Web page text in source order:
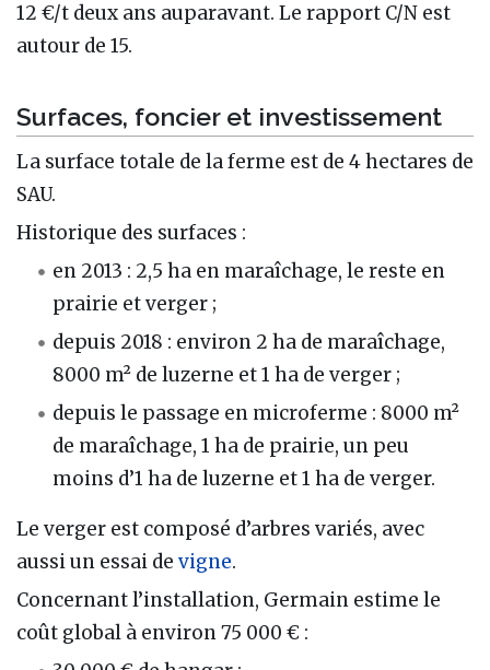
12 €/t deux ans auparavant. Le rapport C/N est
autour de 15.
Surfaces, foncier et investissement
La surface totale de la ferme est de 4 hectares de
SAU.
Historique des surfaces :
en 2013 : 2,5 ha en maraîchage, le reste en
prairie et verger ;
depuis 2018 : environ 2 ha de maraîchage,
8000 m² de luzerne et 1 ha de verger ;
depuis le passage en microferme : 8000 m²
de maraîchage, 1 ha de prairie, un peu
moins d’1 ha de luzerne et 1 ha de verger.
Le verger est composé d’arbres variés, avec
aussi un essai de vigne.
Concernant l’installation, Germain estime le
coût global à environ 75 000 € :